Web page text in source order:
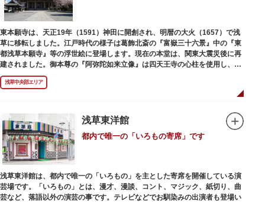
東本願寺は、天正19年（1591）神田に開創され、明暦の大火（1657）で浅
草に移転しました。江戸時代の様子は葛飾北斎の『富嶽三十六景』中の『東
都浅草本願寺』等の浮世絵に登場します。現在の本堂は、関東大震災後に再
建されました。御本尊の『阿弥陀如来立像』は四天王寺の心柱を使用し、嘉
禄2年（1226）頃の作と伝わっています。また、梵鐘は寛永7年（1630）以
後のものと推定され、都内に現存する梵鐘の中では有数の風格を誇り、毎年
浅草中央部エリア
浅草東洋館
都内で唯一の「いろもの寄席」です
浅草東洋館は、都内で唯一の「いろもの」を主とした寄席を開催している演
芸場です。「いろもの」とは、漫才、漫談、コント、マジック、紙切り、曲
芸など、落語以外の演芸の事です。テレビなどでお馴染みの出演者も登場い